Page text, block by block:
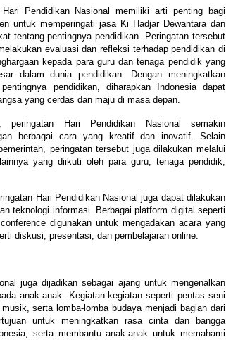
Pendidikan Nasional memiliki arti penting bagi
untuk memperingati jasa Ki Hadjar Dewantara dan
tentang pentingnya pendidikan. Peringatan tersebut
evaluasi dan refleksi terhadap pendidikan di
kepada para guru dan tenaga pendidik yang
dalam dunia pendidikan. Dengan meningkatkan
pendidikan, diharapkan Indonesia dapat
yang cerdas dan maju di masa depan.
peringatan Hari Pendidikan Nasional semakin
berbagai cara yang kreatif dan inovatif. Selain
peringatan tersebut juga dilakukan melalui
yang diikuti oleh para guru, tenaga pendidik,
Hari Pendidikan Nasional juga dapat dilakukan
teknologi informasi. Berbagai platform digital seperti
digunakan untuk mengadakan acara yang
diskusi, presentasi, dan pembelajaran online.
juga dijadikan sebagai ajang untuk mengenalkan
anak-anak. Kegiatan-kegiatan seperti pentas seni
serta lomba-lomba budaya menjadi bagian dari
untuk meningkatkan rasa cinta dan bangga
serta membantu anak-anak untuk memahami